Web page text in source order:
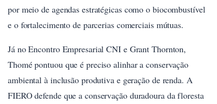
por meio de agendas estratégicas como o biocombustível
e o fortalecimento de parcerias comerciais mútuas.
Já no Encontro Empresarial CNI e Grant Thornton,
Thomé pontuou que é preciso alinhar a conservação
ambiental à inclusão produtiva e geração de renda. A
FIERO defende que a conservação duradoura da floresta